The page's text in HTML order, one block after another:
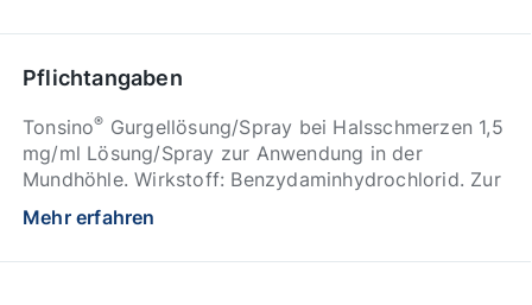
Pflichtangaben
Tonsino® Gurgellösung/Spray bei Halsschmerzen 1,5
mg/ml Lösung/Spray zur Anwendung in der
Mundhöhle. Wirkstoff: Benzydaminhydrochlorid. Zur
symptomatischen Behandlung von Schmerzen und
Reizungen im Mund und Rachen. Lösung: Enthält
Methyl-4-hydroxybenzoat (E 218), Ethanol und
Mehr erfahren